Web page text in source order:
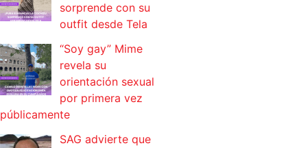
sorprende con su
outfit desde Tela
“Soy gay” Mime
revela su
orientación sexual
por primera vez
públicamente
SAG advierte que